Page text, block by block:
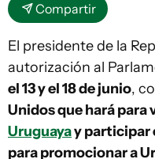
Compartir
El presidente de la
autorización al
el 13 y el 18 de junio,
Unidos que hará para
Uruguayay participar
para promocionar a